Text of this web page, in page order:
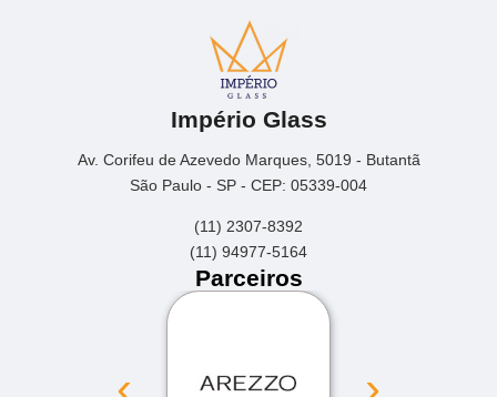
Império Glass
Av. Corifeu de Azevedo Marques, 5019 - Butantã
São Paulo - SP - CEP: 05339-004
(11) 2307-8392
(11) 94977-5164
Parceiros